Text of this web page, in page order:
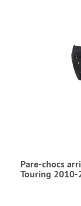
Pare-chocs
Touring 2010-